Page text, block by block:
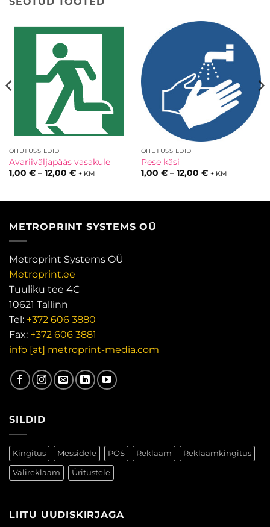
OHUTUSSILDID
Avariiväljapääs vasakule
1,00 € – 12,00 €Hinnavahemik:
+ KM
OHUTUSSILDID
Pese käsi
1,00 € – 12,00 €Hinnavahemik:
+ KM
METROPRINT SYSTEMS OÜ
Metroprint Systems OÜ
Metroprint.ee
Tuuliku tee 4C
10621 Tallinn
Tel: +372 606 3880
Fax: +372 606 3881
info [at] metroprint-media.com
SILDID
Kingitus Messidele POS Reklaam Reklaamkingitus
Välireklaam Üritustele
LIITU UUDISKIRJAGA